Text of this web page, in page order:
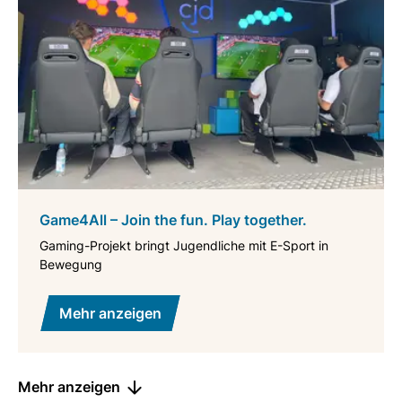
Game4All – Join the fun. Play together.
Gaming-Projekt bringt Jugendliche mit E-Sport in
Bewegung
Mehr anzeigen
Mehr anzeigen